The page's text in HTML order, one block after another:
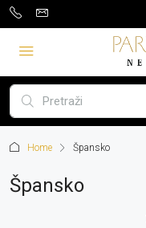
Home Špansko
Špansko